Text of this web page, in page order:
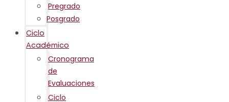
Pregrado
Posgrado
Ciclo
Académico
Cronograma
de
Evaluaciones
Ciclo